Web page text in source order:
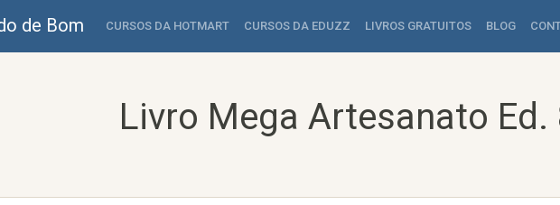
de Bom CURSOS DA HOTMART CURSOS DA EDUZZ LIVROS GRATUITOS BLOG
Livro Mega Artesanato Ed.